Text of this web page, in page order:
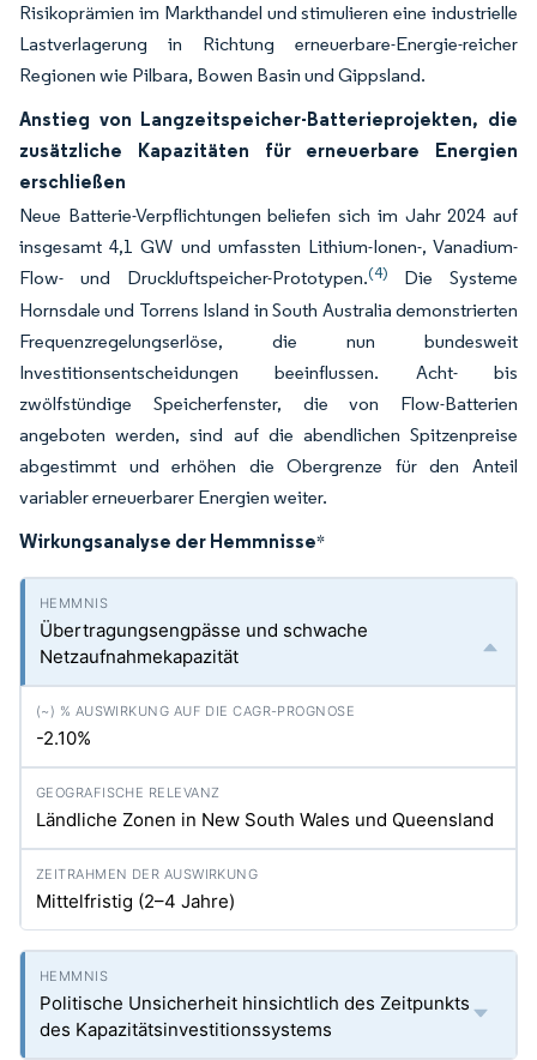
Risikoprämien im Markthandel und stimulieren eine industrielle
Lastverlagerung in Richtung erneuerbare-Energie-reicher
Regionen wie Pilbara, Bowen Basin und Gippsland.
Anstieg von Langzeitspeicher-Batterieprojekten, die
zusätzliche Kapazitäten für erneuerbare Energien
erschließen
Neue Batterie-Verpflichtungen beliefen sich im Jahr 2024 auf
insgesamt 4,1 GW und umfassten Lithium-Ionen-, Vanadium-
Flow- und Druckluftspeicher-Prototypen.(4) Die Systeme
Hornsdale und Torrens Island in South Australia demonstrierten
Frequenzregelungserlöse, die nun bundesweit
Investitionsentscheidungen beeinflussen. Acht- bis
zwölfstündige Speicherfenster, die von Flow-Batterien
angeboten werden, sind auf die abendlichen Spitzenpreise
abgestimmt und erhöhen die Obergrenze für den Anteil
variabler erneuerbarer Energien weiter.
Wirkungsanalyse der Hemmnisse*
Übertragungsengpässe und schwache
Netzaufnahmekapazität
-2.10%
Ländliche Zonen in New South Wales und Queensland
Mittelfristig (2–4 Jahre)
Politische Unsicherheit hinsichtlich des Zeitpunkts
des Kapazitätsinvestitionssystems